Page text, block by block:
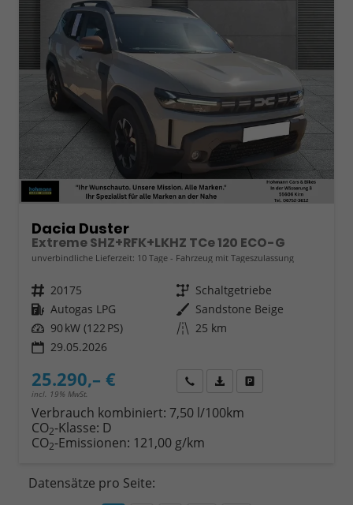
Dacia Duster
Extreme SHZ+RFK+LKHZ TCe 120 ECO-G
unverbindliche Lieferzeit: 10 Tage Fahrzeug mit Tageszulassung
Fahrzeugnr. 20175 Getriebe Schaltgetriebe
Kraftstoff Autogas LPG Außenfarbe Sandstone Beige
Leistung 90 kW (122 PS) Kilometerstand 25 km
29.05.2026
25.290,– €
incl. 19% MwSt.
Wir rufen Sie anFahrzeugexposé (PDF)
Verbrauch kombiniert: 7,50 l/100km
CO2-Klasse: D
CO2-Emissionen: 121,00 g/km
Datensätze pro Seite: